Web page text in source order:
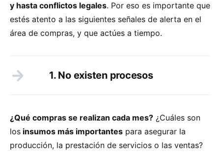
y hasta conflictos legales. Por eso es importante que
estés atento a las siguientes señales de alerta en el
área de compras, y que actúes a tiempo.
1. No existen procesos
¿Qué compras se realizan cada mes? ¿Cuáles son
los insumos más importantes para asegurar la
producción, la prestación de servicios o las ventas?